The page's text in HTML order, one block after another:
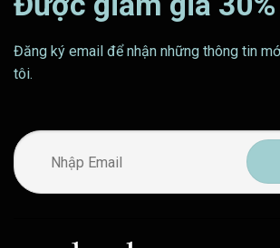
Đăng ký email để nhận những thông tin
tôi.